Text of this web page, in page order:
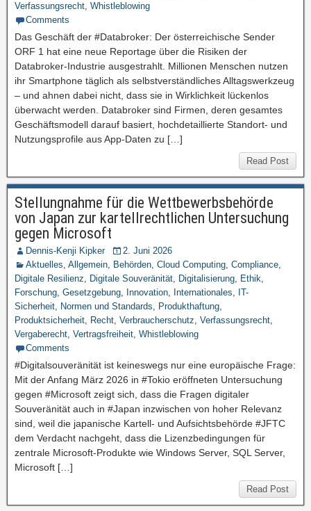
Verfassungsrecht, Whistleblowing
Comments
Das Geschäft der #Databroker: Der österreichische Sender
ORF 1 hat eine neue Reportage über die Risiken der
Databroker-Industrie ausgestrahlt. Millionen Menschen nutzen
ihr Smartphone täglich als selbstverständliches Alltagswerkzeug
– und ahnen dabei nicht, dass sie in Wirklichkeit lückenlos
überwacht werden. Databroker sind Firmen, deren gesamtes
Geschäftsmodell darauf basiert, hochdetaillierte Standort- und
Nutzungsprofile aus App-Daten zu […]
Read Post
Stellungnahme für die Wettbewerbsbehörde
von Japan zur kartellrechtlichen Untersuchung
gegen Microsoft
Dennis-Kenji Kipker
2. Juni 2026
Aktuelles, Allgemein, Behörden, Cloud Computing, Compliance,
Digitale Resilienz, Digitale Souveränität, Digitalisierung, Ethik,
Forschung, Gesetzgebung, Innovation, Internationales, IT-
Sicherheit, Normen und Standards, Produkthaftung,
Produktsicherheit, Recht, Verbraucherschutz, Verfassungsrecht,
Vergaberecht, Vertragsfreiheit, Whistleblowing
Comments
#Digitalsouveränität ist keineswegs nur eine europäische Frage:
Mit der Anfang März 2026 in #Tokio eröffneten Untersuchung
gegen #Microsoft zeigt sich, dass die Fragen digitaler
Souveränität auch in #Japan inzwischen von hoher Relevanz
sind, weil die japanische Kartell- und Aufsichtsbehörde #JFTC
dem Verdacht nachgeht, dass die Lizenzbedingungen für
zentrale Microsoft-Produkte wie Windows Server, SQL Server,
Microsoft […]
Read Post